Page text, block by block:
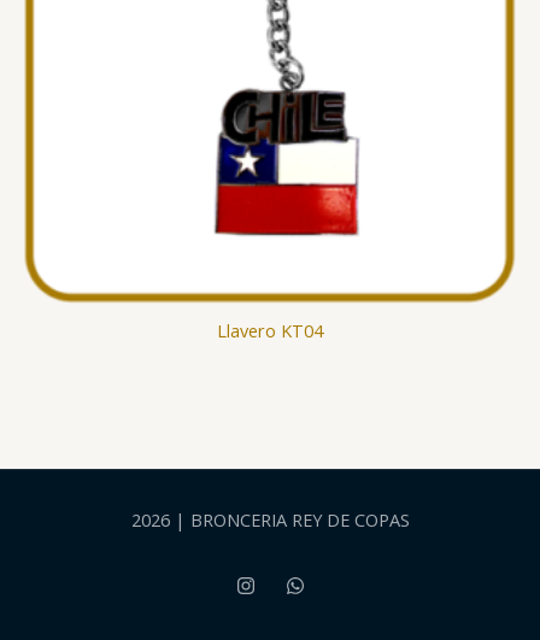
Llavero KT04
2026 | BRONCERIA REY DE COPAS